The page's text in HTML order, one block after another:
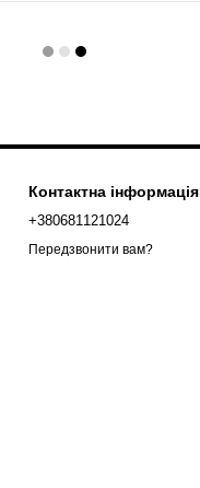
Контактна інформація
+380681121024
Передзвонити вам?